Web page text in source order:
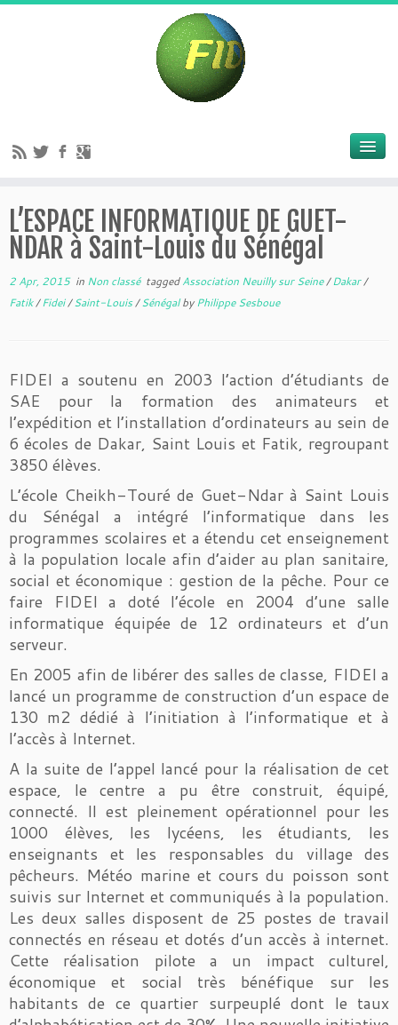
L’ESPACE INFORMATIQUE DE GUET-
NDAR à Saint-Louis du Sénégal
2 Apr, 2015in Non classé taggedAssociation Neuilly sur Seine/Dakar/
Fatik/Fidei/Saint-Louis/SénégalbyPhilippe Sesboue
FIDEI a soutenu en 2003 l’action d’étudiants de
SAE pour la formation des animateurs et
l’expédition et l’installation d’ordinateurs au sein de
6 écoles de Dakar, Saint Louis et Fatik, regroupant
3850 élèves.
L’école Cheikh-Touré de Guet-Ndar à Saint Louis
du Sénégal a intégré l’informatique dans les
programmes scolaires et a étendu cet enseignement
à la population locale afin d’aider au plan sanitaire,
social et économique : gestion de la pêche. Pour ce
faire FIDEI a doté l’école en 2004 d’une salle
informatique équipée de 12 ordinateurs et d’un
serveur.
En 2005 afin de libérer des salles de classe, FIDEI a
lancé un programme de construction d’un espace de
130 m2 dédié à l’initiation à l’informatique et à
l’accès à Internet.
A la suite de l’appel lancé pour la réalisation de cet
espace, le centre a pu être construit, équipé,
connecté. Il est pleinement opérationnel pour les
1000 élèves, les lycéens, les étudiants, les
enseignants et les responsables du village des
pêcheurs. Météo marine et cours du poisson sont
suivis sur Internet et communiqués à la population.
Les deux salles disposent de 25 postes de travail
connectés en réseau et dotés d’un accès à internet.
Cette réalisation pilote a un impact culturel,
économique et social très bénéfique sur les
habitants de ce quartier surpeuplé dont le taux